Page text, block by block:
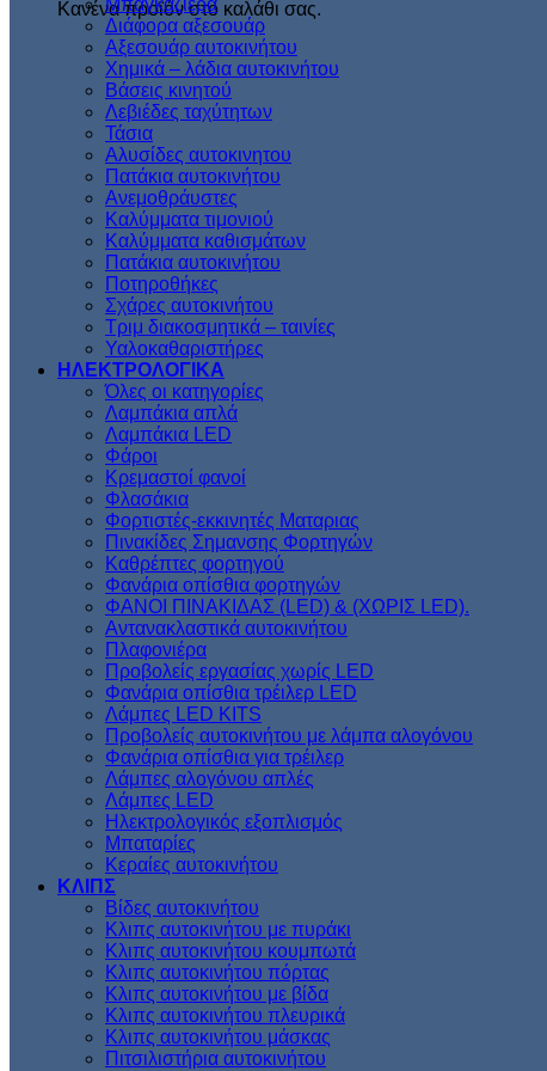
Κανένα προϊόν στο καλάθι σας.
Μπαγκαζιέρα
Διάφορα αξεσουάρ
Αξεσουάρ αυτοκινήτου
Χημικά – λάδια αυτοκινήτου
Βάσεις κινητού
Λεβιέδες ταχύτητων
Τάσια
Αλυσίδες αυτοκινητου
Πατάκια αυτοκινήτου
Ανεμοθράυστες
Καλύμματα τιμονιού
Καλύμματα καθισμάτων
Πατάκια αυτοκινήτου
Ποτηροθήκες
Σχάρες αυτοκινήτου
Τριμ διακοσμητικά – ταινίες
Υαλοκαθαριστήρες
ΗΛΕΚΤΡΟΛΟΓΙΚΑ
Όλες οι κατηγορίες
Λαμπάκια απλά
Λαμπάκια LED
Φάροι
Κρεμαστοί φανοί
Φλασάκια
Φορτιστές-εκκινητές Ματαριας
Πινακίδες Σημανσης Φορτηγών
Kαθρέπτες φορτηγού
Φανάρια οπίσθια φορτηγών
ΦΑΝΟΙ ΠΙΝΑΚΙΔΑΣ (LED) & (XΩΡΙΣ LED).
Aντανακλαστικά αυτοκινήτου
Πλαφονιέρα
Προβολείς εργασίας χωρίς LED
Φανάρια οπίσθια τρέιλερ LED
Λάμπες LED KITS
Προβολείς αυτοκινήτου με λάμπα αλογόνου
Φανάρια οπίσθια για τρέιλερ
Λάμπες αλογόνου απλές
Λάμπες LED
Ηλεκτρολογικός εξοπλισμός
Μπαταρίες
Κεραίες αυτοκινήτου
ΚΛΙΠΣ
Βίδες αυτοκινήτου
Kλιπς αυτοκινήτου με πυράκι
Kλιπς αυτοκινήτου κουμπωτά
Κλιπς αυτοκινήτου πόρτας
Κλιπς αυτοκινήτου με βίδα
Kλιπς αυτοκινήτου πλευρικά
Kλιπς αυτοκινήτου μάσκας
Πιτσιλιστήρια αυτοκινήτου